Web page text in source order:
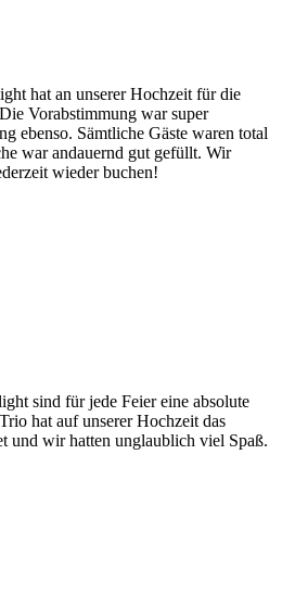
hat an unserer Hochzeit für die
Vorabstimmung war super
ebenso. Sämtliche Gäste waren total
war andauernd gut gefüllt. Wir
wieder buchen!
sind für jede Feier eine absolute
hat auf unserer Hochzeit das
und wir hatten unglaublich viel Spaß.